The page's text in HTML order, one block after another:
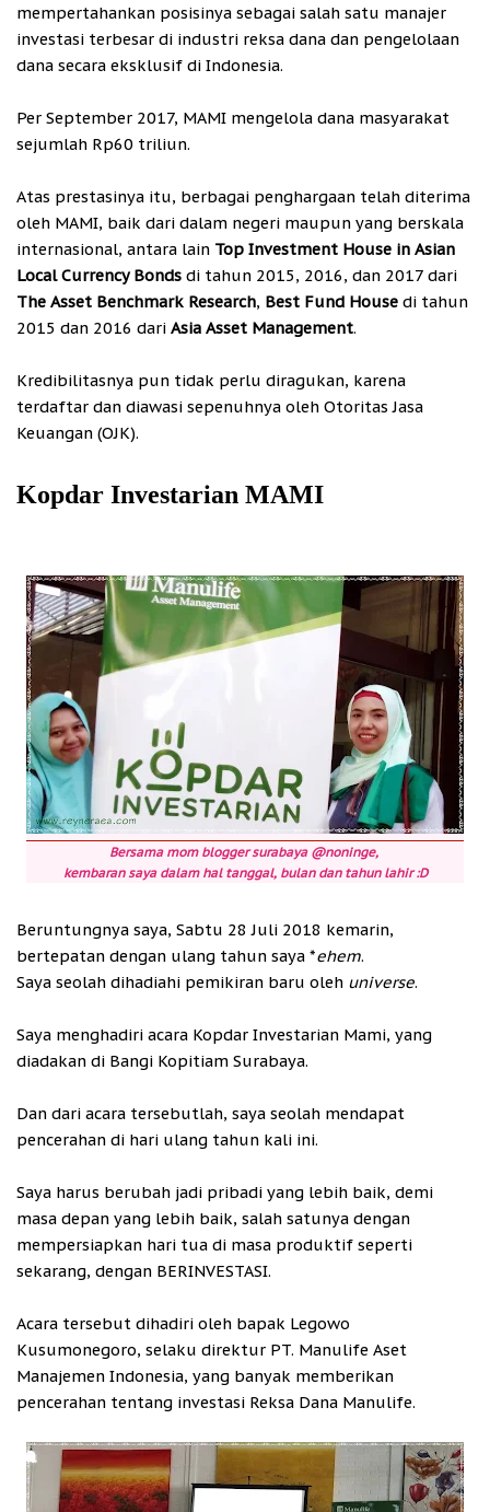
mempertahankan posisinya sebagai salah satu manajer
investasi terbesar di industri reksa dana dan pengelolaan
dana secara eksklusif di Indonesia.
Per September 2017, MAMI mengelola dana masyarakat
sejumlah Rp60 triliun.
Atas prestasinya itu, berbagai penghargaan telah diterima
oleh MAMI, baik dari dalam negeri maupun yang berskala
internasional, antara lain Top Investment House in Asian
Local Currency Bonds di tahun 2015, 2016, dan 2017 dari
The Asset Benchmark Research, Best Fund House di tahun
2015 dan 2016 dari Asia Asset Management.
Kredibilitasnya pun tidak perlu diragukan, karena
terdaftar dan diawasi sepenuhnya oleh Otoritas Jasa
Keuangan (OJK).
Kopdar Investarian MAMI
Bersama mom blogger surabaya @noninge,
kembaran saya dalam hal tanggal, bulan dan tahun lahir :D
Beruntungnya saya, Sabtu 28 Juli 2018 kemarin,
bertepatan dengan ulang tahun saya *ehem.
Saya seolah dihadiahi pemikiran baru oleh universe.
Saya menghadiri acara Kopdar Investarian Mami, yang
diadakan di Bangi Kopitiam Surabaya.
Dan dari acara tersebutlah, saya seolah mendapat
pencerahan di hari ulang tahun kali ini.
Saya harus berubah jadi pribadi yang lebih baik, demi
masa depan yang lebih baik, salah satunya dengan
mempersiapkan hari tua di masa produktif seperti
sekarang, dengan BERINVESTASI.
Acara tersebut dihadiri oleh bapak Legowo
Kusumonegoro, selaku direktur PT. Manulife Aset
Manajemen Indonesia, yang banyak memberikan
pencerahan tentang investasi Reksa Dana Manulife.